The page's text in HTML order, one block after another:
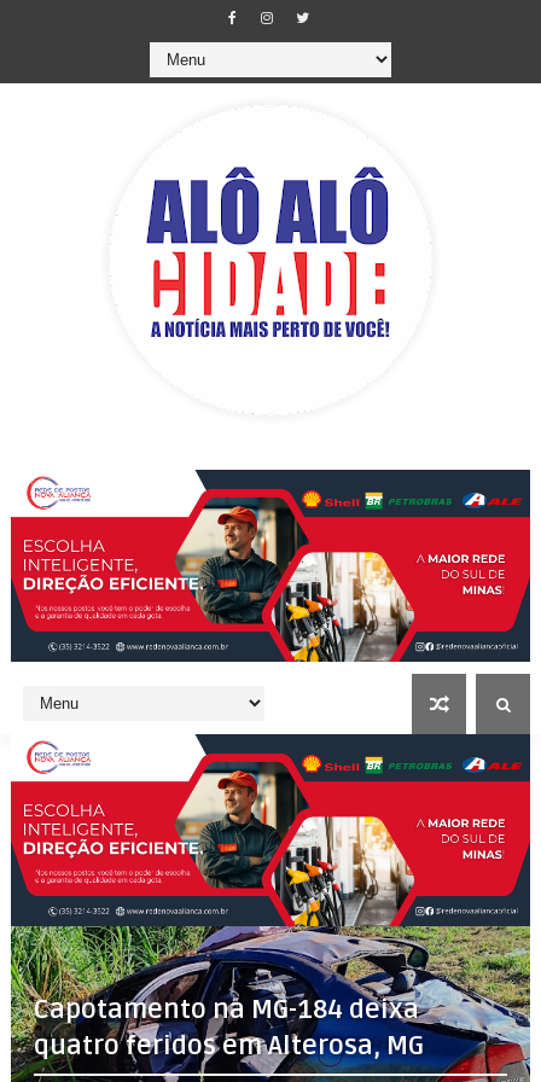
Capotamento na MG-184 deixa
quatro feridos em Alterosa, MG